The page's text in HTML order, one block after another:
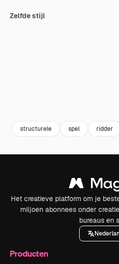
Zelfde stijl
structurele spel ridder
Het creatieve platform om je
miljoen abonnees onder
bureaus en
Producten